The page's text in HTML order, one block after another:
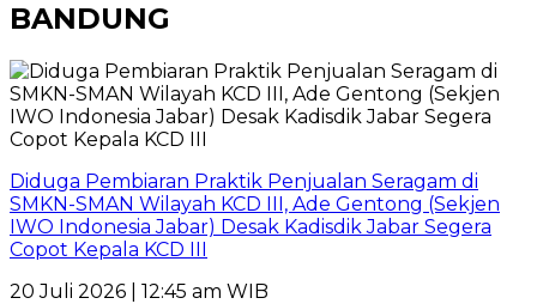
BANDUNG
Diduga Pembiaran Praktik Penjualan Seragam di
SMKN-SMAN Wilayah KCD III, Ade Gentong (Sekjen
IWO Indonesia Jabar) Desak Kadisdik Jabar Segera
Copot Kepala KCD III
20 Juli 2026 | 12:45 am WIB